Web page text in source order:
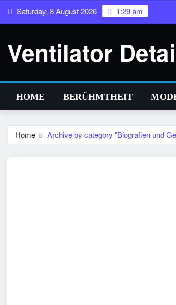
Skip Saturday, 8 August 2026 1:29 am
Ventilator
HOME BERÜHMTHEIT
Home Archive by category "Biografien und